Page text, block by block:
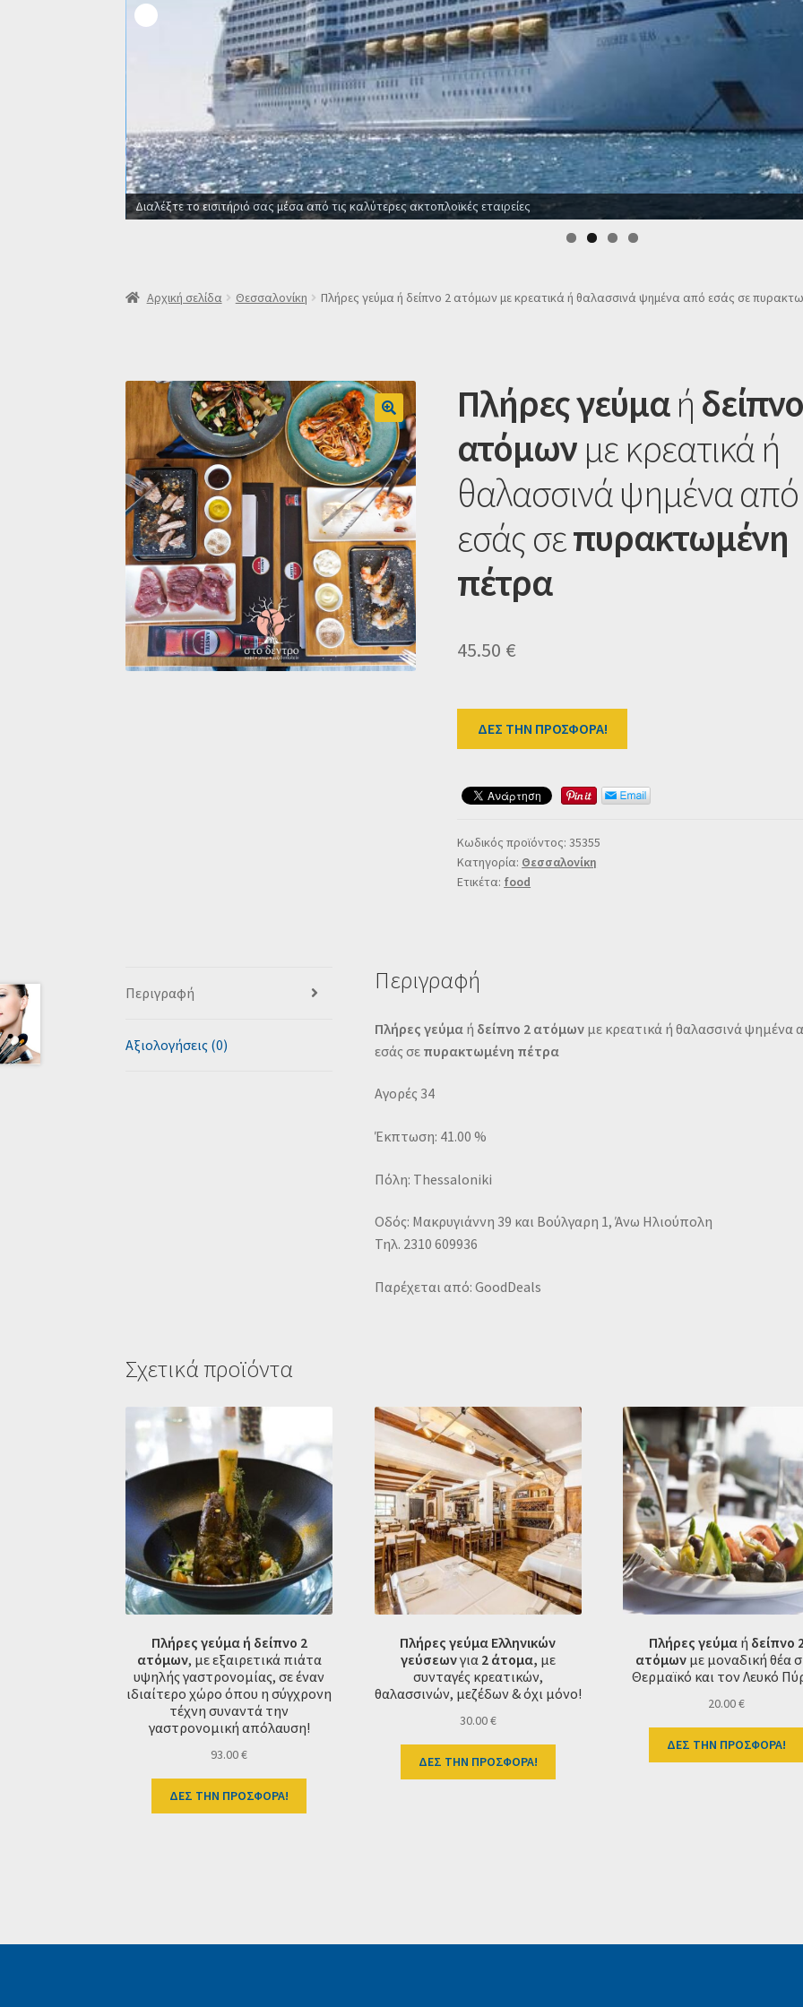
Οι καλύτερες προσφορές σε ξενοδοχεία για όλο το χρόνο
Αρχική σελίδα Θεσσαλονίκη Πλήρες γεύμα ή δείπνο 2 ατόμων με κρεατικά ή θαλασσινά ψημένα από εσάς σε
Πλήρες γεύμαή
ατόμων με κρεατικά ή
θαλασσινά ψημένα από
εσάς σεπυρακτωμένη
πέτρα
45.50 €
ΔΕΣ ΤΗΝ ΠΡΟΣΦΟΡΑ!
Κωδικός προϊόντος:35355
Κατηγορία: Θεσσαλονίκη
Ετικέτα: food
Περιγραφή
Αξιολογήσεις (0)
Περιγραφή
Πλήρες γεύμαή δείπνο 2 ατόμωνμε κρεατικά ή θαλασσινά ψημένα
εσάς σε πυρακτωμένη πέτρα
Αγορές 34
Έκπτωση: 41.00 %
Πόλη: Thessaloniki
Οδός: Μακρυγιάννη 39 και Βούλγαρη 1, Άνω Ηλιούπολη
Τηλ. 2310 609936
Παρέχεται από: GoodDeals
Σχετικά προϊόντα
Πλήρες γεύμα ή δείπνο 2
ατόμων, με εξαιρετικά πιάτα
υψηλής γαστρονομίας, σε έναν
ιδιαίτερο χώρο όπου η σύγχρονη
τέχνη συναντά την
γαστρονομική απόλαυση!
93.00€
ΔΕΣ ΤΗΝ ΠΡΟΣΦΟΡΑ!
Πλήρες γεύμα Ελληνικών
γεύσεωνγια 2 άτομα, με
συνταγές κρεατικών,
θαλασσινών, μεζέδων & όχι μόνο!
30.00€
ΔΕΣ ΤΗΝ ΠΡΟΣΦΟΡΑ!
Πλήρες γεύμαή δείπνο
ατόμων με μοναδική θέα
Θερμαϊκό και τον Λευκό
20.00€
ΔΕΣ ΤΗΝ ΠΡΟΣΦΟΡΑ!